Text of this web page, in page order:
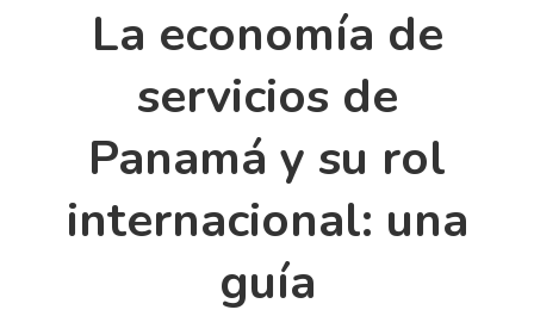
La economía de
servicios de
Panamá y su rol
internacional: una
guía